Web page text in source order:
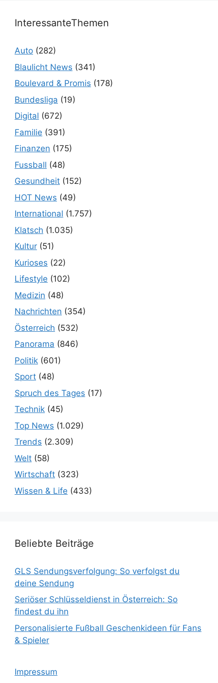
InteressanteThemen
Auto (282)
Blaulicht News (341)
Boulevard & Promis (178)
Bundesliga (19)
Digital (672)
Familie (391)
Finanzen (175)
Fussball (48)
Gesundheit (152)
HOT News (49)
International (1.757)
Klatsch (1.035)
Kultur (51)
Kurioses (22)
Lifestyle (102)
Medizin (48)
Nachrichten (354)
Österreich (532)
Panorama (846)
Politik (601)
Sport (48)
Spruch des Tages (17)
Technik (45)
Top News (1.029)
Trends (2.309)
Welt (58)
Wirtschaft (323)
Wissen & Life (433)
Beliebte Beiträge
GLS Sendungsverfolgung: So verfolgst du
deine Sendung
Seriöser Schlüsseldienst in Österreich: So
findest du ihn
Personalisierte Fußball Geschenkideen für Fans
& Spieler
Impressum